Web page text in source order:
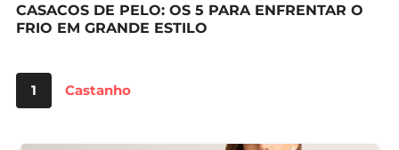
CASACOS DE PELO: OS 5 PARA ENFRENTAR O
FRIO EM GRANDE ESTILO
1 Castanho